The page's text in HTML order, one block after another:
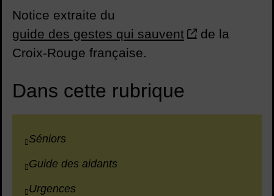
Notice extraite du
guide des gestes qui sauvent
de la
Croix-Rouge française.
Dans cette rubrique
Séniors
Guide des aidants
Urgences